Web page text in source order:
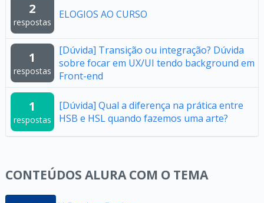
2
respostas
ELOGIOS AO CURSO
1
respostas
[Dúvida] Transição ou integração? Dúvida
sobre focar em UX/UI tendo background em
Front-end
1
respostas
[Dúvida] Qual a diferença na prática entre
HSB e HSL quando fazemos uma arte?
CONTEÚDOS ALURA COM O TEMA